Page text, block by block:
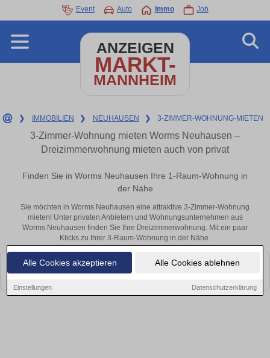
Alle Cookies akzeptieren Alle Cookies ablehnen
Einstellungen Datenschutzerklärung
Event Auto Immo Job
ANZEIGEN
MARKT-
MANNHEIM
❯ IMMOBILIEN ❯ NEUHAUSEN ❯ 3-ZIMMER-WOHNUNG-MIETEN
3-Zimmer-Wohnung mieten Worms Neuhausen –
Dreizimmerwohnung mieten auch von privat
Finden Sie in Worms Neuhausen Ihre 1-Raum-Wohnung in
der Nähe
Sie möchten in Worms Neuhausen eine attraktive 3-Zimmer-Wohnung
mieten! Unter privaten Anbietern und Wohnungsunternehmen aus
Worms Neuhausen finden Sie Ihre Dreizimmerwohnung. Mit ein paar
Klicks zu Ihrer 3-Raum-Wohnung in der Nähe.
Leider konnten wir derzeit keine passenden Objekte finden. Schauen Sie
bald wieder vorbei!